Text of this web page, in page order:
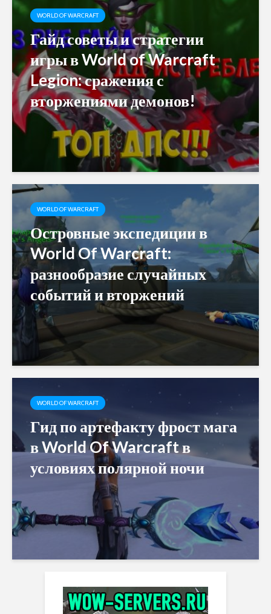
WORLD OF WARCRAFT
Гайд советы и стратегии
игры в World of Warcraft
Legion: сражения с
вторжениями демонов!
WORLD OF WARCRAFT
Островные экспедиции в
World Of Warcraft:
разнообразие случайных
событий и вторжений
WORLD OF WARCRAFT
Гид по артефакту фрост мага
в World Of Warcraft в
условиях полярной ночи